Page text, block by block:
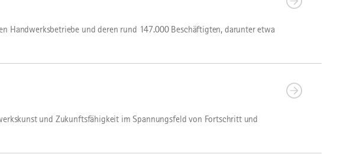
Handwerksbetriebe und deren rund 147.000 Beschäftigten, darunter etwa
und Zukunftsfähigkeit im Spannungsfeld von Fortschritt und